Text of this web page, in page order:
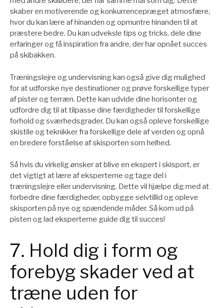
skaber en motiverende og konkurrencepræget atmosfære,
hvor du kan lære af hinanden og opmuntre hinanden til at
præstere bedre. Du kan udveksle tips og tricks, dele dine
erfaringer og få inspiration fra andre, der har opnået succes
på skibakken.
Træningslejre og undervisning kan også give dig mulighed
for at udforske nye destinationer og prøve forskellige typer
af pister og terræn. Dette kan udvide dine horisonter og
udfordre dig til at tilpasse dine færdigheder til forskellige
forhold og sværhedsgrader. Du kan også opleve forskellige
skistile og teknikker fra forskellige dele af verden og opnå
en bredere forståelse af skisporten som helhed.
Så hvis du virkelig ønsker at blive en ekspert i skisport, er
det vigtigt at lære af eksperterne og tage del i
træningslejre eller undervisning. Dette vil hjælpe dig med at
forbedre dine færdigheder, opbygge selvtillid og opleve
skisporten på nye og spændende måder. Så kom ud på
pisten og lad eksperterne guide dig til succes!
7. Hold dig i form og
forebyg skader ved at
træne uden for